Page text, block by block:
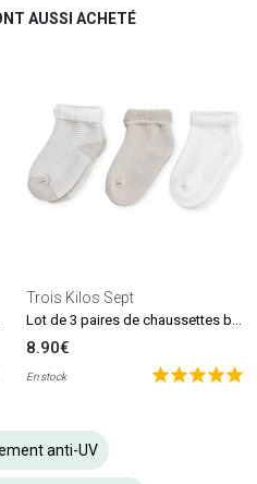
AUSSI ACHETÉ
Trois Kilos Sept
8.90€
En stock
anti-UV